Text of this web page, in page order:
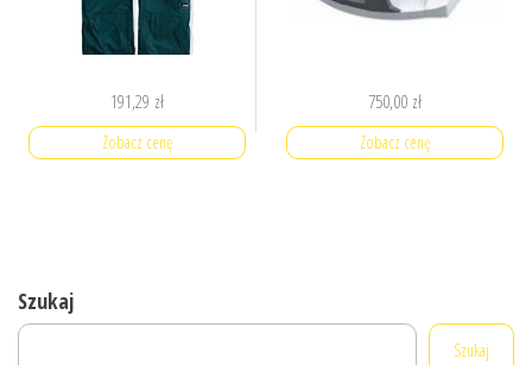
191,29 zł
Zobacz cenę
750,00 zł
Zobacz cenę
Szukaj
Szukaj